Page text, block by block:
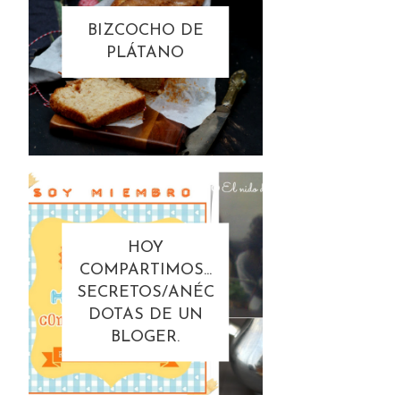
BIZCOCHO DE
PLÁTANO
HOY
COMPARTIMOS...
SECRETOS/ANÉC
DOTAS DE UN
BLOGER.